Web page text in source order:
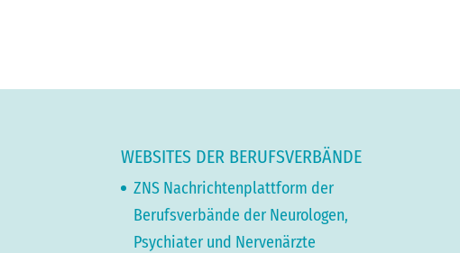
WEBSITES DER BERUFSVERBÄNDE
ZNS Nachrichtenplattform der
Berufsverbände der Neurologen,
Psychiater und Nervenärzte